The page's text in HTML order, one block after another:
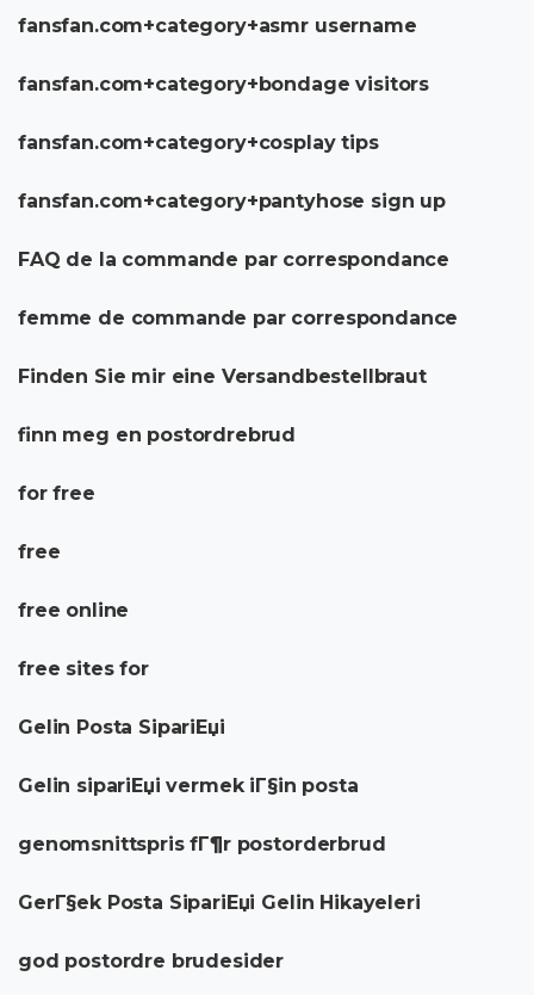
fansfan.com+category+asmr username
fansfan.com+category+bondage visitors
fansfan.com+category+cosplay tips
fansfan.com+category+pantyhose sign up
FAQ de la commande par correspondance
femme de commande par correspondance
Finden Sie mir eine Versandbestellbraut
finn meg en postordrebrud
for free
free
free online
free sites for
Gelin Posta SipariЕџi
Gelin sipariЕџi vermek iГ§in posta
genomsnittspris fГ¶r postorderbrud
GerГ§ek Posta SipariЕџi Gelin Hikayeleri
god postordre brudesider